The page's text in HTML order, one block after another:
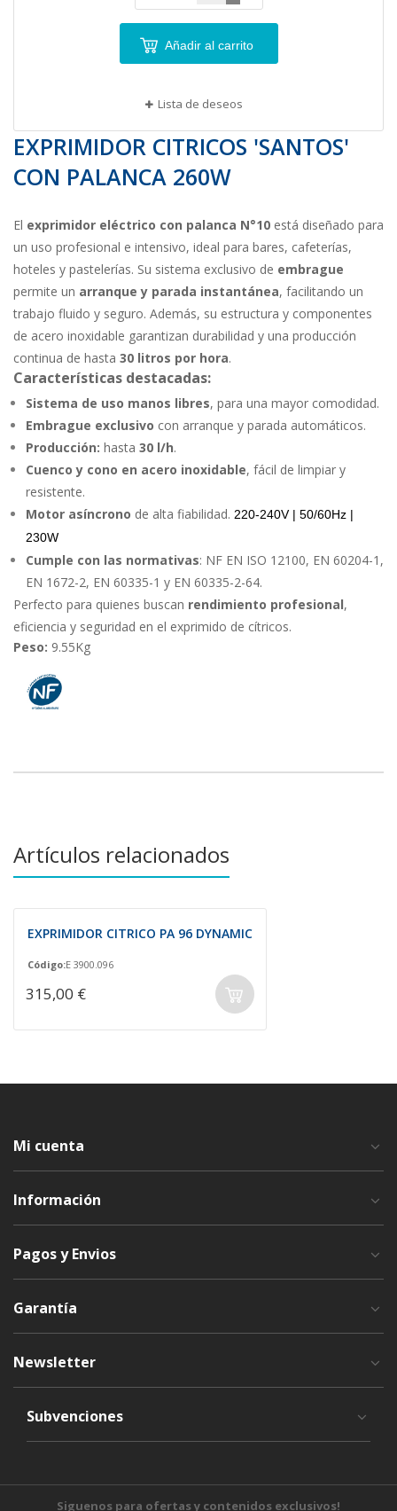
Añadir al carrito
Lista de deseos
EXPRIMIDOR CITRICOS 'SANTOS'
CON PALANCA 260W
El exprimidor eléctrico con palanca N°10 está diseñado para
un uso profesional e intensivo, ideal para bares, cafeterías,
hoteles y pastelerías. Su sistema exclusivo de embrague
permite un arranque y parada instantánea, facilitando un
trabajo fluido y seguro. Además, su estructura y componentes
de acero inoxidable garantizan durabilidad y una producción
continua de hasta 30 litros por hora.
Características destacadas:
Sistema de uso manos libres, para una mayor comodidad.
Embrague exclusivo con arranque y parada automáticos.
Producción: hasta 30 l/h.
Cuenco y cono en acero inoxidable, fácil de limpiar y
resistente.
Motor asíncrono de alta fiabilidad. 220-240V | 50/60Hz |
230W
Cumple con las normativas: NF EN ISO 12100, EN 60204-1,
EN 1672-2, EN 60335-1 y EN 60335-2-64.
Perfecto para quienes buscan rendimiento profesional,
eficiencia y seguridad en el exprimido de cítricos.
Peso: 9.55Kg
Artículos relacionados
EXPRIMIDOR CITRICO PA 96 DYNAMIC
Código:E 3900.096
315,00 €
Mi cuenta
Información
Pagos y Envios
Garantía
Newsletter
Subvenciones
Siguenos para ofertas y contenidos exclusivos!